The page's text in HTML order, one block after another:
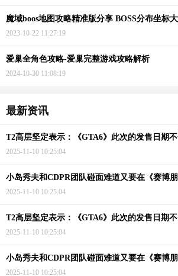
魔域boos地图攻略精准版分享 BOSS分布坐标
2023-10-22 11:27:19
爱巢全角色攻略-爱巢完整游戏攻略解析
2024-10-30 11:08:19
最新资讯
T2高层坚定表示：《GTA6》此次的发售日期
2025-11-10 10:25:04
小岛秀夫和CDPR团队碰面难道又要在《赛博
2025-11-10 10:25:04
T2高层坚定表示：《GTA6》此次的发售日期
2025-11-10 10:25:04
小岛秀夫和CDPR团队碰面难道又要在《赛博
2025-11-10 10:25:04